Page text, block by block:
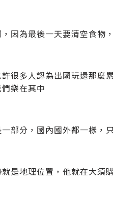
因為最後一天要清空食物
很多人認為出國玩還那麼
樂在其中
部分，國內國外都一樣，
是地理位置，他就在大須